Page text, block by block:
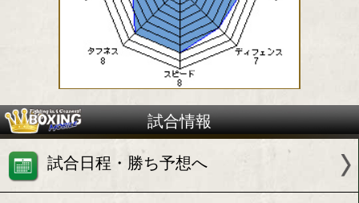
日本フェザー級9位
竹本 雄利(クラトキ)